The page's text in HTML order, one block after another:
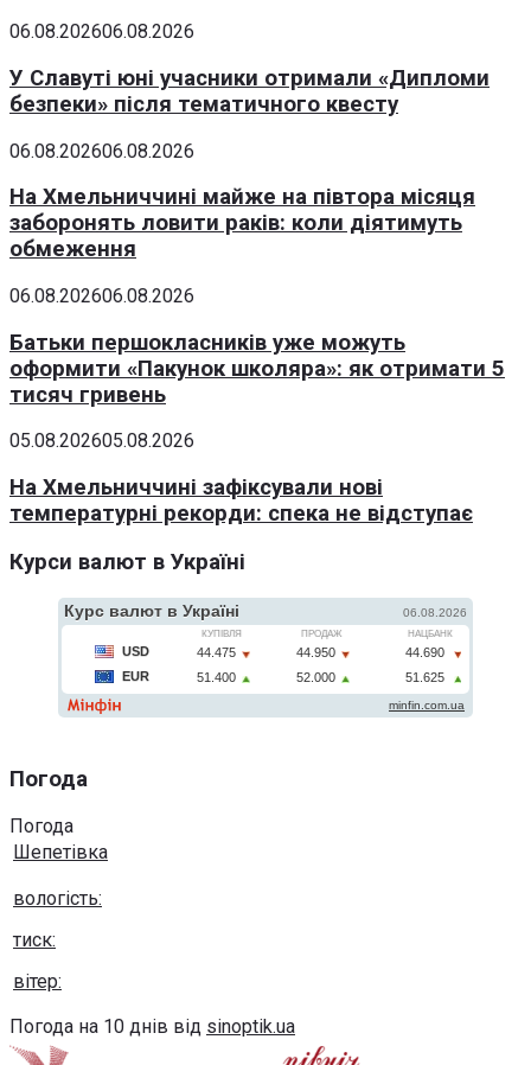
06.08.202606.08.2026
У Славуті юні учасники отримали «Дипломи
безпеки» після тематичного квесту
06.08.202606.08.2026
На Хмельниччині майже на півтора місяця
заборонять ловити раків: коли діятимуть
обмеження
06.08.202606.08.2026
Батьки першокласників уже можуть
оформити «Пакунок школяра»: як отримати 5
тисяч гривень
05.08.202605.08.2026
На Хмельниччині зафіксували нові
температурні рекорди: спека не відступає
Курси валют в Україні
Погода
Погода
Шепетівка
вологість:
тиск:
вітер:
Погода на 10 днів від sinoptik.ua